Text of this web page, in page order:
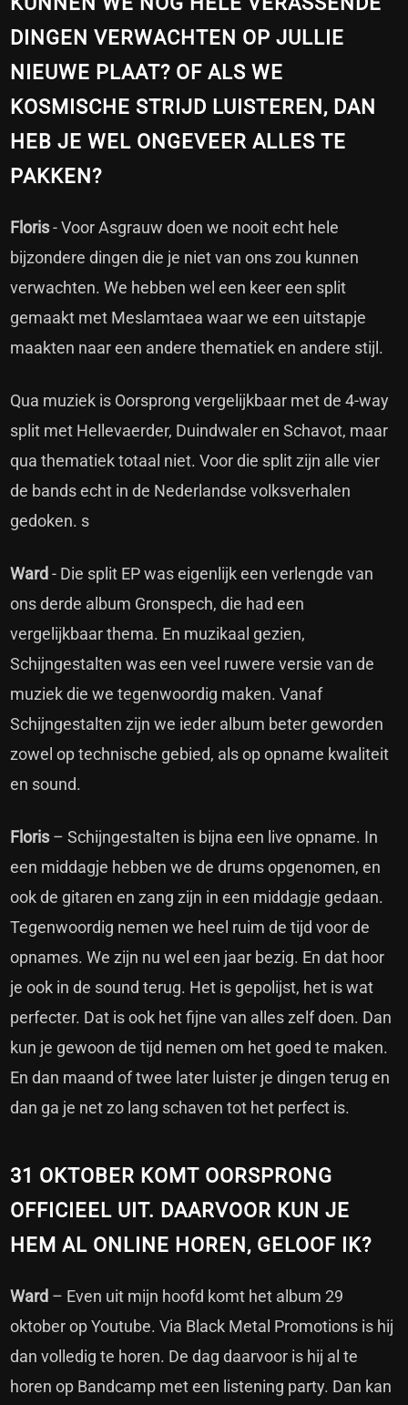
DINGEN VERWACHTEN OP JULLIE
NIEUWE PLAAT? OF ALS WE
KOSMISCHE STRIJD LUISTEREN, DAN
HEB JE WEL ONGEVEER ALLES TE
PAKKEN?
Floris- Voor Asgrauw doen we nooit echt hele
bijzondere dingen die je niet van ons zou kunnen
verwachten. We hebben wel een keer een split
gemaakt met Meslamtaea waar we een uitstapje
maakten naar een andere thematiek en andere stijl.
Qua muziek is Oorsprong vergelijkbaar met de 4-way
split met Hellevaerder, Duindwaler en Schavot, maar
qua thematiek totaal niet. Voor die split zijn alle vier
de bands echt in de Nederlandse volksverhalen
gedoken. s
Ward- Die split EP was eigenlijk een verlengde van
ons derde album Gronspech, die had een
vergelijkbaar thema. En muzikaal gezien,
Schijngestalten was een veel ruwere versie van de
muziek die we tegenwoordig maken. Vanaf
Schijngestalten zijn we ieder album beter geworden
zowel op technische gebied, als op opname kwaliteit
en sound.
Floris – Schijngestalten is bijna een live opname. In
een middagje hebben we de drums opgenomen, en
ook de gitaren en zang zijn in een middagje gedaan.
Tegenwoordig nemen we heel ruim de tijd voor de
opnames. We zijn nu wel een jaar bezig. En dat hoor
je ook in de sound terug. Het is gepolijst, het is wat
perfecter. Dat is ook het fijne van alles zelf doen. Dan
kun je gewoon de tijd nemen om het goed te maken.
En dan maand of twee later luister je dingen terug en
dan ga je net zo lang schaven tot het perfect is.
31 OKTOBER KOMT OORSPRONG
OFFICIEEL UIT. DAARVOOR KUN JE
HEM AL ONLINE HOREN, GELOOF IK?
Ward – Even uit mijn hoofd komt het album 29
oktober op Youtube. Via Black Metal Promotions is hij
dan volledig te horen. De dag daarvoor is hij al te
horen op Bandcamp met een listening party. Dan kan